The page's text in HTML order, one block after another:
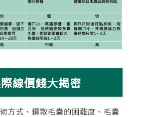
線價錢大揭密
方式、鑽取毛囊的困難度、毛囊